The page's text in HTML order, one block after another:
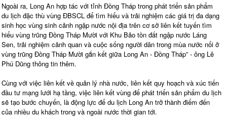
Ngoài ra, Long An hợp tác với tỉnh Đồng Tháp trong phát triển sản phẩm
du lịch đặc thù vùng ĐBSCL để tìm hiểu và trải nghiệm các giá trị đa dạng
sinh học vùng sinh cảnh ngập nước nội địa trên cơ sở liên kết tuyến tìm
hiểu vùng trũng Đồng Tháp Mười với Khu Bảo tồn đất ngập nước Láng
Sen, trải nghiệm cảnh quan và cuộc sống người dân trong mùa nước nổi ở
vùng trũng Đồng Tháp Mười gắn kết giữa Long An - Đồng Tháp” - ông Lê
Phú Dũng thông tin thêm.
Cùng với việc liên kết về quản lý nhà nước, liên kết quy hoạch và xúc tiến
đầu tư mạng lưới hạ tầng, việc liên kết vùng để phát triển sản phẩm du lịch
sẽ tạo bước chuyển, là động lực để du lịch Long An trở thành điểm đến
của nhiều du khách trong và ngoài nước thời gian tới.